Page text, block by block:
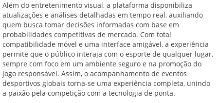
Além do entretenimento visual, a plataforma disponibiliza
atualizações e análises detalhadas em tempo real, auxiliando
quem busca tomar decisões informadas com base em
probabilidades competitivas de mercado. Com total
compatibilidade móvel e uma interface amigável, a experiência
permite que o público interaja com o esporte de qualquer lugar,
sempre com foco em um ambiente seguro e na promoção do
jogo responsável. Assim, o acompanhamento de eventos
desportivos globais torna-se uma experiência completa, unindo
a paixão pela competição com a tecnologia de ponta.